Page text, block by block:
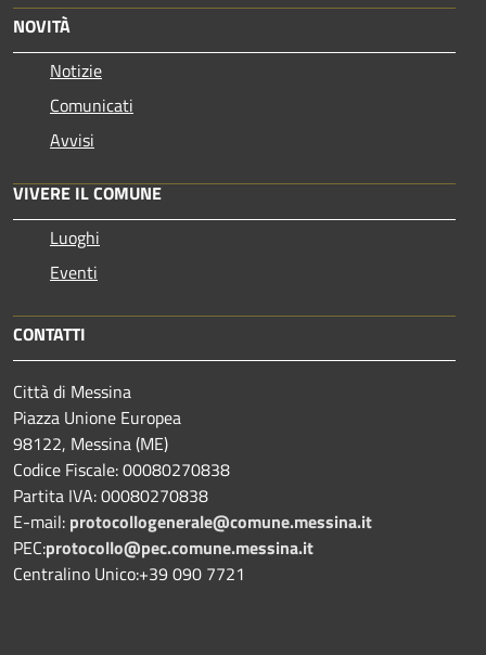
NOVITÀ
Notizie
Comunicati
Avvisi
VIVERE IL COMUNE
Luoghi
Eventi
CONTATTI
Città di Messina
Piazza Unione Europea
98122, Messina (ME)
Codice Fiscale: 00080270838
Partita IVA: 00080270838
E-mail: protocollogenerale@comune.messina.it
PEC:protocollo@pec.comune.messina.it
Centralino Unico:+39 090 7721